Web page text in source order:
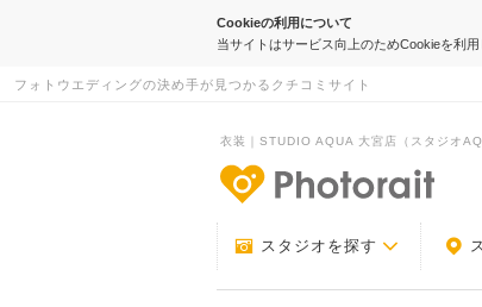
Cookieの利用について
当サイトはサービス向上のためCookieを利
フォトウエディングの決め手が見つかるクチコミサイト
衣装｜STUDIO AQUA 大宮店（スタジオ
スタジオを探す